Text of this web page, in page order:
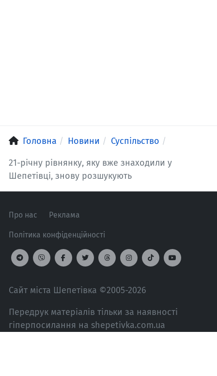
Головна Новини Суспільство
21-річну рівнянку, яку вже знаходили у
Шепетівці, знову розшукують
Про нас Реклама
Політика конфіденційності
Сайт міста Шепетівка ©2005-2026
Передрук матеріалів тільки за наявності
гіперпосилання на shepetivka.com.ua